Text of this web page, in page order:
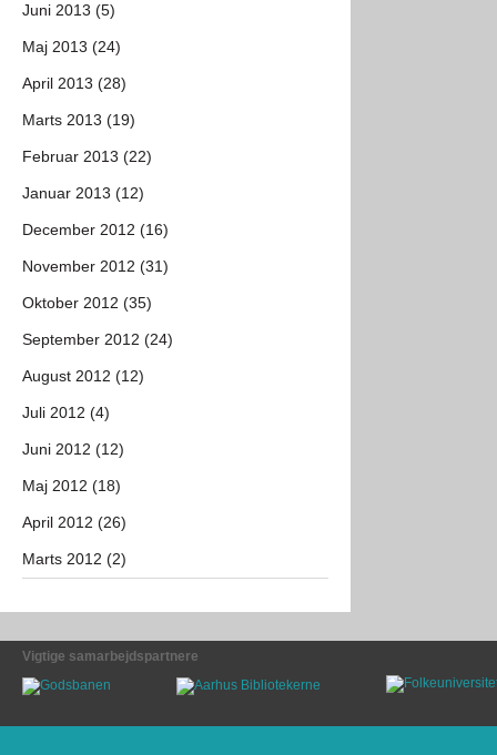
Juni 2013 (5)
Maj 2013 (24)
April 2013 (28)
Marts 2013 (19)
Februar 2013 (22)
Januar 2013 (12)
December 2012 (16)
November 2012 (31)
Oktober 2012 (35)
September 2012 (24)
August 2012 (12)
Juli 2012 (4)
Juni 2012 (12)
Maj 2012 (18)
April 2012 (26)
Marts 2012 (2)
Vigtige samarbejdspartnere